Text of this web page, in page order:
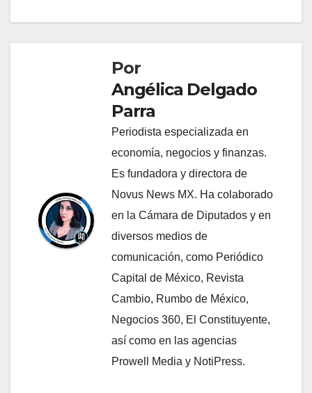
Por
Angélica Delgado
Parra
Periodista especializada en
economía, negocios y finanzas.
Es fundadora y directora de
Novus News MX. Ha colaborado
en la Cámara de Diputados y en
diversos medios de
comunicación, como Periódico
Capital de México, Revista
Cambio, Rumbo de México,
Negocios 360, El Constituyente,
así como en las agencias
Prowell Media y NotiPress.